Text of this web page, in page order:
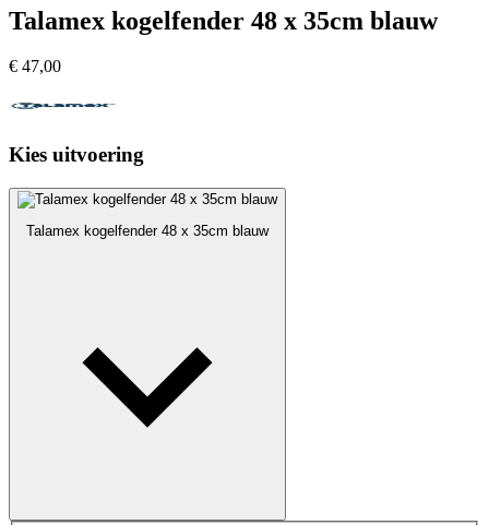
Talamex kogelfender 48 x 35cm blauw
€ 47,00
Kies uitvoering
Talamex kogelfender 48 x 35cm blauw